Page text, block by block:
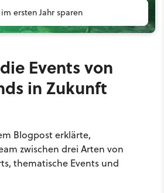
ersten Jahr sparen
Events von
in Zukunft
Blogpost erklärte,
zwischen drei Arten von
thematische Events und